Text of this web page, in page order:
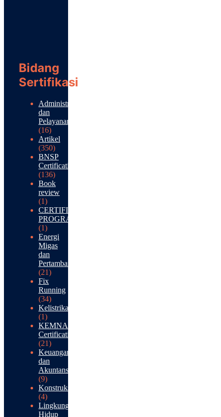
Bidang
Sertifikasi
Administrasi
dan
Pelayanan
(16)
Artikel
(350)
BNSP
Certification
(136)
Book
review
(1)
CERTIFICATION
PROGRAM
(1)
Energi
Migas
dan
Pertambangan
(21)
Fix
Running
(34)
Kelistrikan
(1)
KEMNAKER
Certification
(21)
Keuangan
dan
Akuntansi
(9)
Konstruksi
(4)
Lingkungan
Hidup